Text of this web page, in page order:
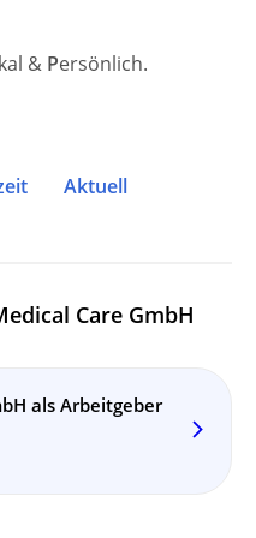
& Persönlich.
Aktuell
Care GmbH
als Arbeitgeber
arrow_forward_ios